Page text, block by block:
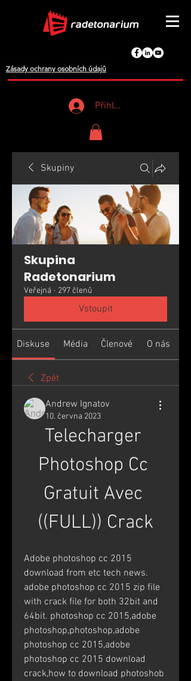
Zásady ochrany osobních údajů
Přihlášení
Skupiny
Skupina
Radetonarium
Veřejná · 297 členů
Vstoupit
Diskuse Média Členové O nás
Zpět
Andrew Ignatov
10. června 2023
Telecharger
Photoshop Cc
Gratuit Avec
((FULL)) Crack
Adobe photoshop cc 2015
download from etc tech news.
adobe photoshop cc 2015 zip file
with crack file for both 32bit and
64bit. photoshop cc 2015,adobe
photoshop,photoshop,adobe
photoshop cc 2015,adobe
photoshop cc 2015 download
crack,how to download photoshob